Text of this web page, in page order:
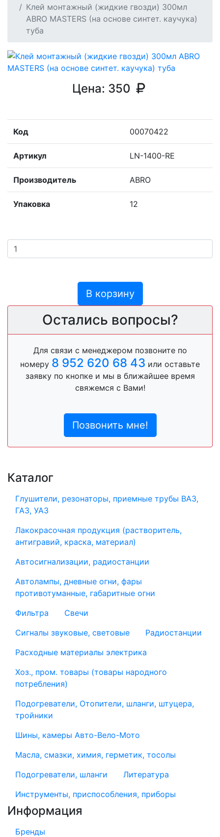
Клей монтажный (жидкие гвозди) 300мл
ABRO MASTERS (на основе синтет. каучука)
туба
Цена: 350
Код 00070422
Артикул LN-1400-RE
Производитель ABRO
Упаковка 12
В корзину
Остались вопросы?
Для связи с менеджером позвоните по
номеру 8 952 620 68 43 или оставьте
заявку по кнопке и мы в ближайшее время
свяжемся с Вами!
Позвонить мне!
Каталог
Глушители, резонаторы, приемные трубы ВАЗ,
ГАЗ, УАЗ
Лакокрасочная продукция (растворитель,
антигравий, краска, материал)
Автосигнализации, радиостанции
Автолампы, дневные огни, фары
противотуманные, габаритные огни
Фильтра
Свечи
Сигналы звуковые, световые
Радиостанции
Расходные материалы электрика
Хоз., пром. товары (товары народного
потребления)
Подогреватели, Отопители, шланги, штуцера,
тройники
Шины, камеры Авто-Вело-Мото
Масла, смазки, химия, герметик, тосолы
Подогреватели, шланги
Литература
Инструменты, приспособления, приборы
Информация
Бренды